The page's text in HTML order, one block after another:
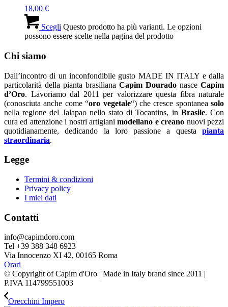
18,00 €
Scegli Questo prodotto ha più varianti. Le opzioni
possono essere scelte nella pagina del prodotto
Chi siamo
Dall’incontro di un inconfondibile gusto MADE IN ITALY e dalla
particolarità della pianta brasiliana Capim Dourado nasce Capim
d’Oro. Lavoriamo dal 2011 per valorizzare questa fibra naturale
(conosciuta anche come “oro vegetale“) che cresce spontanea solo
nella regione del Jalapao nello stato di Tocantins, in Brasile. Con
cura ed attenzione i nostri artigianimodellano e creano nuovi pezzi
quotidianamente, dedicando la loro passione a questa pianta
straordinaria.
Legge
Termini & condizioni
Privacy policy
I miei dati
Contatti
info@capimdoro.com
Tel +39 388 348 6923
Via Innocenzo XI 42, 00165 Roma
Orari
© Copyright of Capim d'Oro | Made in Italy brand since 2011 |
P.IVA 114799551003
Orecchini Impero